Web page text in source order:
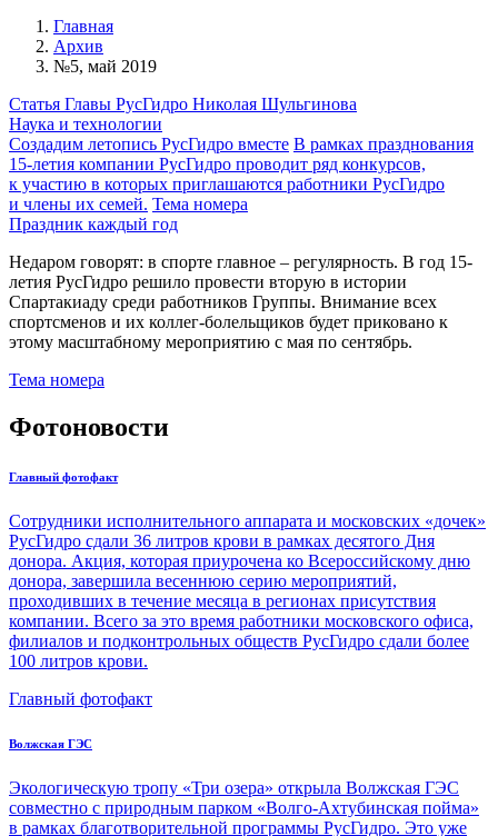
Главная
Архив
№5, май 2019
Статья Главы РусГидро Николая Шульгинова
Наука и технологии
Создадим летопись РусГидро вместе В рамках празднования
15-летия компании РусГидро проводит ряд конкурсов,
к участию в которых приглашаются работники РусГидро
и члены их семей. Тема номера
Праздник каждый год
Недаром говорят: в спорте главное – регулярность. В год 15-
летия РусГидро решило провести вторую в истории
Спартакиаду среди работников Группы. Внимание всех
спортсменов и их коллег-болельщиков будет приковано к
этому масштабному мероприятию с мая по сентябрь.
Тема номера
Фотоновости
Главный фотофакт
Сотрудники исполнительного аппарата и московских «дочек»
РусГидро сдали 36 литров крови в рамках десятого Дня
донора. Акция, которая приурочена ко Всероссийскому дню
донора, завершила весеннюю серию мероприятий,
проходивших в течение месяца в регионах присутствия
компании. Всего за это время работники московского офиса,
филиалов и подконтрольных обществ РусГидро сдали более
100 литров крови.
Главный фотофакт
Волжская ГЭС
Экологическую тропу «Три озера» открыла Волжская ГЭС
совместно с природным парком «Волго-Ахтубинская пойма»
в рамках благотворительной программы РусГидро. Это уже